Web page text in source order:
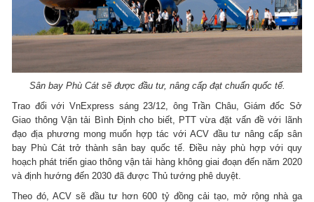
Sân bay Phù Cát sẽ được đầu tư, nâng cấp đạt chuẩn quốc tế.
Trao đổi với VnExpress sáng 23/12, ông Trần Châu, Giám đốc Sở
Giao thông Vận tải Bình Định cho biết, PTT vừa đặt vấn đề với lãnh
đạo địa phương mong muốn hợp tác với ACV đầu tư nâng cấp sân
bay Phù Cát trở thành sân bay quốc tế. Điều này phù hợp với quy
hoạch phát triển giao thông vận tải hàng không giai đoạn đến năm 2020
và định hướng đến 2030 đã được Thủ tướng phê duyệt.
Theo đó, ACV sẽ đầu tư hơn 600 tỷ đồng cải tạo, mở rộng nhà ga